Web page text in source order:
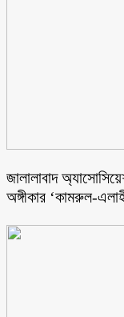
জালালাবাদ
অঙ্গীকার ‘কামরুল-